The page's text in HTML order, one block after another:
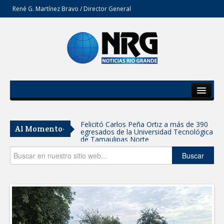
René G. Martínez Bravo / Director General
Del Estado
Secciones
Opinión
Al Momento- Felicitó Carlos Peña Ortiz a más de 390
egresados de la Universidad Tecnológica
de Tamaulipas Norte
GOBIERNO DE CARMEN LILIA
GARANTIZAR UN MEJOR SERVICIO DE
AGUA POTABLE
Facilita DIF Tamaulipas trámite de
credencial y placas de circulación para
personas con discapacidad
Buscar